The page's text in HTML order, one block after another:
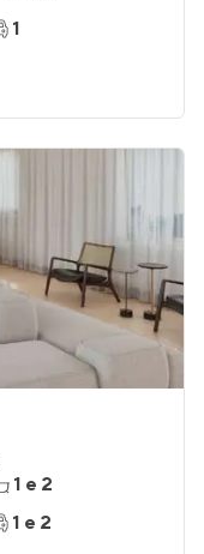
1
1 e 2
1 e 2